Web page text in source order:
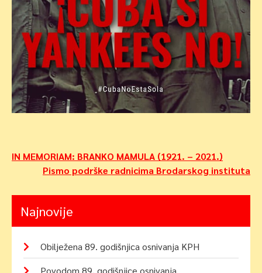
Navigacija
objava
IN MEMORIAM: BRANKO MAMULA (1921. – 2021.)
Pismo podrške radnicima Brodarskog instituta
Najnovije
Obilježena 89. godišnjica osnivanja KPH
Povodom 89. godišnjice osnivanja